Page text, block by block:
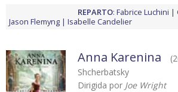
REPARTO: Fabrice Luchini
Jason Flemyng
Isabelle Candelier
Anna Karenina
Shcherbatsky
Dirigida por Joe Wright